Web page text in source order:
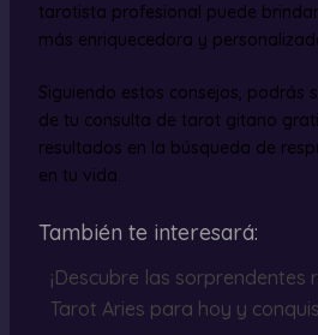
tarotista profesional puede
más enriquecedora y
Siguiendo estos consejos, podrás
de tu consulta de tarot gitano
resultados en la búsqueda de
en tu vida.
También te interesará:
¡Descubre las sorprendentes
Tarot Aries para hoy y